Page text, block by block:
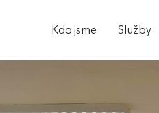
Kdo jsme Služby